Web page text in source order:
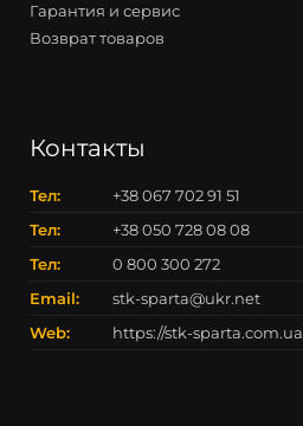
Гарантия и сервис
Возврат товаров
Контакты
Тел:
+38 067 702 91 51
Тел:
+38 050 728 08 08
Тел:
0 800 300 272
Email:
stk-sparta@ukr.net
Web:
https://stk-sparta.com.ua